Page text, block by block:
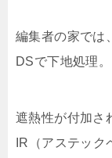
編集者の家では
DSで下地処理。
遮熱性が付加さ
IR（アステック